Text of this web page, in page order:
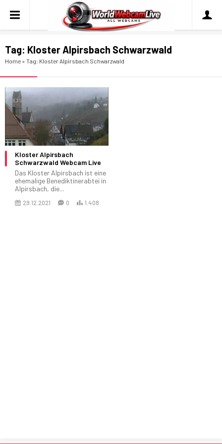
Tag: Kloster Alpirsbach Schwarzwald
Home » Tag: Kloster Alpirsbach Schwarzwald
Kloster Alpirsbach
Schwarzwald Webcam Live
Das Kloster Alpirsbach ist eine
ehemalige Benediktinerabtei in
Alpirsbach, die...
29.12.2021 0 1.408